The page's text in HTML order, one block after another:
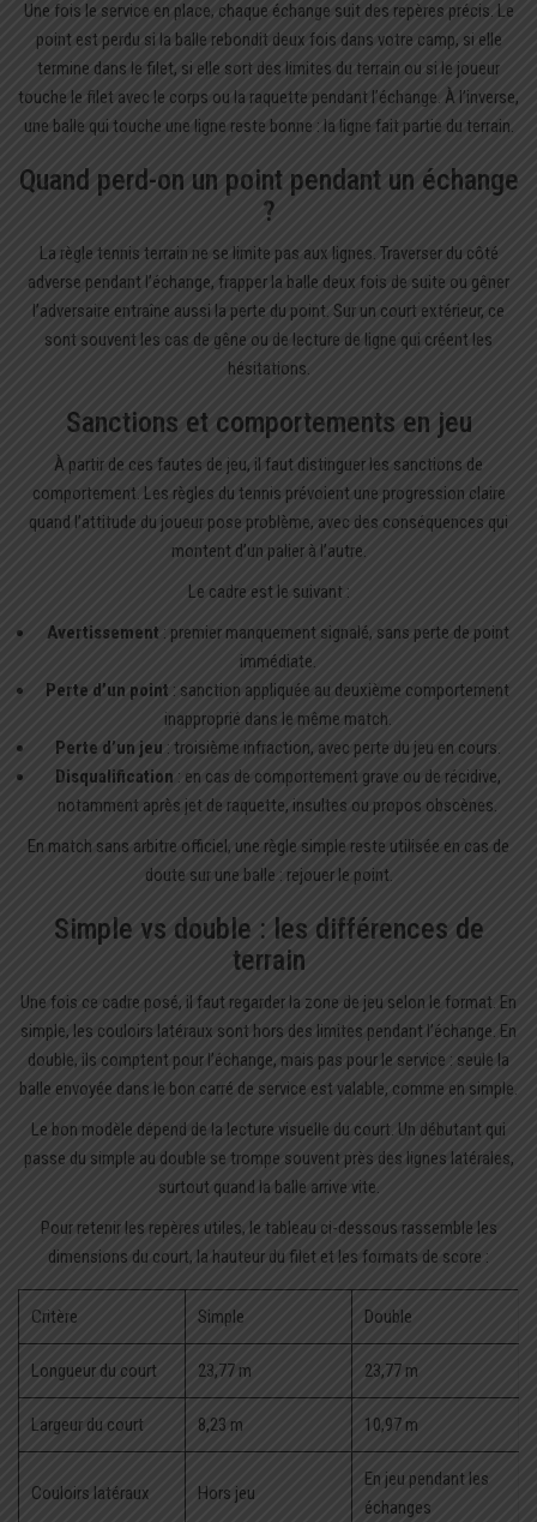
Une fois le service en place, chaque échange suit des repères précis. Le
point est perdu si la balle rebondit deux fois dans votre camp, si elle
termine dans le filet, si elle sort des limites du terrain ou si le joueur
touche le filet avec le corps ou la raquette pendant l’échange. À l’inverse,
une balle qui touche une ligne reste bonne : la ligne fait partie du terrain.
Quand perd-on un point pendant un échange
?
La règle tennis terrain ne se limite pas aux lignes. Traverser du côté
adverse pendant l’échange, frapper la balle deux fois de suite ou gêner
l’adversaire entraîne aussi la perte du point. Sur un court extérieur, ce
sont souvent les cas de gêne ou de lecture de ligne qui créent les
hésitations.
Sanctions et comportements en jeu
À partir de ces fautes de jeu, il faut distinguer les sanctions de
comportement. Les règles du tennis prévoient une progression claire
quand l’attitude du joueur pose problème, avec des conséquences qui
montent d’un palier à l’autre.
Le cadre est le suivant :
Avertissement : premier manquement signalé, sans perte de point
immédiate.
Perte d’un point : sanction appliquée au deuxième comportement
inapproprié dans le même match.
Perte d’un jeu : troisième infraction, avec perte du jeu en cours.
Disqualification : en cas de comportement grave ou de récidive,
notamment après jet de raquette, insultes ou propos obscènes.
En match sans arbitre officiel, une règle simple reste utilisée en cas de
doute sur une balle : rejouer le point.
Simple vs double : les différences de
terrain
Une fois ce cadre posé, il faut regarder la zone de jeu selon le format. En
simple, les couloirs latéraux sont hors des limites pendant l’échange. En
double, ils comptent pour l’échange, mais pas pour le service : seule la
balle envoyée dans le bon carré de service est valable, comme en simple.
Le bon modèle dépend de la lecture visuelle du court. Un débutant qui
passe du simple au double se trompe souvent près des lignes latérales,
surtout quand la balle arrive vite.
Pour retenir les repères utiles, le tableau ci-dessous rassemble les
dimensions du court, la hauteur du filet et les formats de score :
Critère Simple Double
Longueur du court 23,77 m 23,77 m
Largeur du court 8,23 m 10,97 m
Couloirs latéraux Hors jeu
En jeu pendant les
échanges